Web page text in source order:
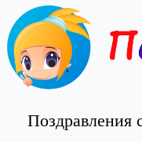
Поздравления